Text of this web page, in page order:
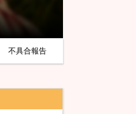
不具合報告